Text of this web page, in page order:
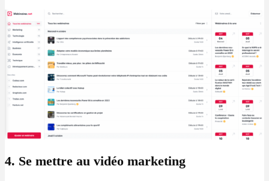
4. Se mettre au vidéo marketing